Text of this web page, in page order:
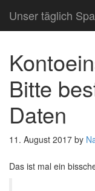
Unser täglich
Bitte
Daten
11. August 2017 by
Das ist mal ein